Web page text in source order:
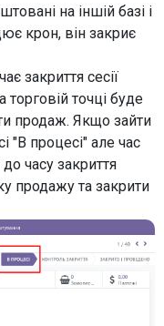
на іншій базі і
крон, він закриє
закриття сесії
торговій точці буде
продаж. Якщо зайти
"В процесі" але час
часу закриття
продажу та закрити